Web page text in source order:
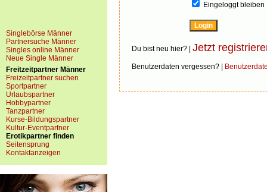
Singlebörse Männer
Partnersuche Männer
Singles online Männer
Neue Single Männer
Freitzeitpartner Männer
Freizeitpartner suchen
Sportpartner
Urlaubspartner
Hobbypartner
Tanzpartner
Kurse-Bildungspartner
Kultur-Eventpartner
Erotikpartner finden
Seitensprung
Kontaktanzeigen
Eingeloggt bleiben
Du bist neu hier? | Jetzt
Benutzerdaten vergessen? |